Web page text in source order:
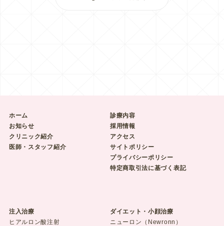
ホーム
お知らせ
クリニック紹介
医師・スタッフ紹介
診療内容
採用情報
アクセス
サイトポリシー
プライバシーポリシー
特定商取引法に基づく表記
注入治療
ヒアルロン酸注射
ダイエット・小顔治療
ニューロン（Newronn）